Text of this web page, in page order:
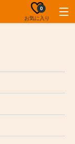
お気に入り
0